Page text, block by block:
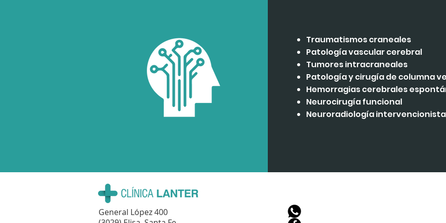
Traumatismos craneales
Patología vascular cerebral
Tumores intracraneales
Patología y cirugía de columna
Hemorragias cerebrales
Neurocirugía funcional
Neuroradiología intervencionista
General López 400